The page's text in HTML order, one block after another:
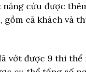
cứu được
gồm cả khách và
vớt được 9 thi thể